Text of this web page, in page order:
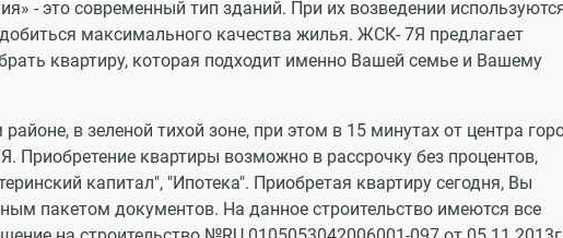
- это современный тип зданий. При их возведении
максимального качества жилья. ЖСК- 7Я предлагает
квартиру, которая подходит именно Вашей семье и Вашему
в зеленой тихой зоне, при этом в 15 минутах от центра
Приобретение квартиры возможно в рассрочку без процентов,
капитал", "Ипотека". Приобретая квартиру сегодня, Вы
пакетом документов. На данное строительство имеются все